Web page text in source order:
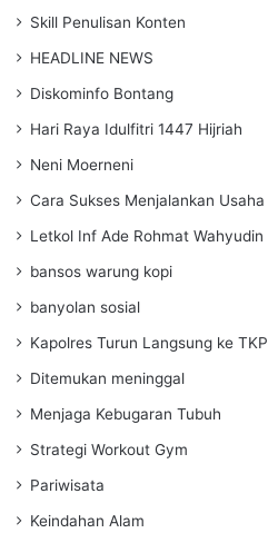
Skill Penulisan Konten
HEADLINE NEWS
Diskominfo Bontang
Hari Raya Idulfitri 1447 Hijriah
Neni Moerneni
Cara Sukses Menjalankan Usaha
Letkol Inf Ade Rohmat Wahyudin
bansos warung kopi
banyolan sosial
Kapolres Turun Langsung ke TKP
Ditemukan meninggal
Menjaga Kebugaran Tubuh
Strategi Workout Gym
Pariwisata
Keindahan Alam